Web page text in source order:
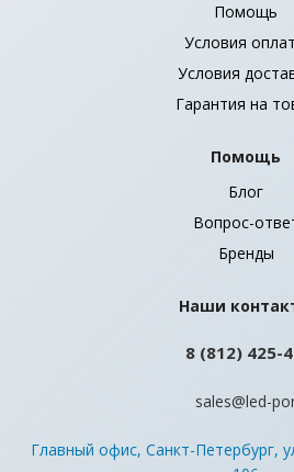
Помощь
Условия
Условия
Гарантия на
Помощь
Блог
Вопрос-
Бренды
Наши
8 (812) 425-
sales@led-
Главный офис, Санкт-Петербург,